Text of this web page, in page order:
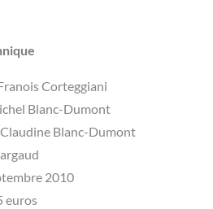
Corteggiani
Blanc-Dumont
Blanc-Dumont
2010
euros